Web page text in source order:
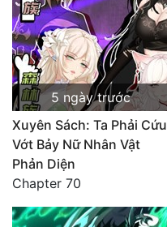
5 ngày trước
Xuyên Sách: Ta Phải Cứu
Vớt Bảy Nữ Nhân Vật
Phản Diện
Chapter 70